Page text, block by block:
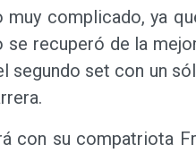
muy complicado, ya
se recuperó de la
segundo set con un
con su compatriota